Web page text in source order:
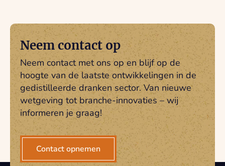
Neem contact op
Neem contact met ons op en blijf op de
hoogte van de laatste ontwikkelingen in de
gedistilleerde dranken sector. Van nieuwe
wetgeving tot branche-innovaties – wij
informeren je graag!
Contact opnemen